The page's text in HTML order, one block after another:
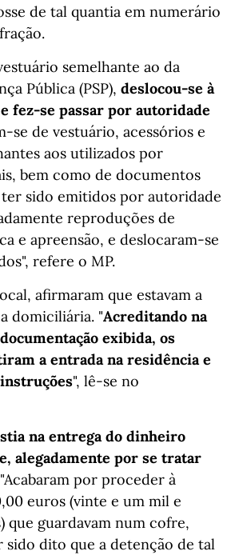
de tal quantia em numerário
semelhante ao da
Pública (PSP), deslocou-se à
fez-se passar por autoridade
se de vestuário, acessórios e
aos utilizados por
bem como de documentos
ter sido emitidos por autoridade
reproduções de
e apreensão, e deslocaram-se
refere o MP.
afirmaram que estavam a
domiciliária. "Acreditando na
exibida, os
a entrada na residência e
", lê-se no
na entrega do dinheiro
alegadamente por se tratar
por proceder à
euros (vinte e um mil e
que guardavam num cofre,
sido dito que a detenção de tal